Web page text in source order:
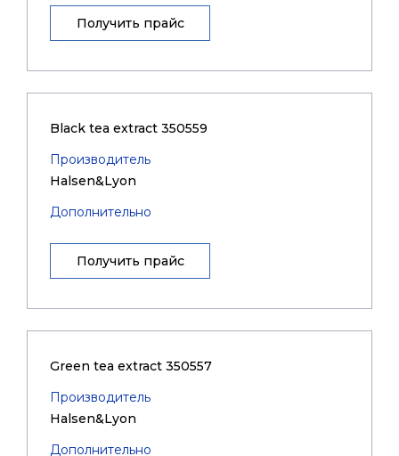
Получить прайс
Black tea extract 350559
Производитель
Halsen&Lyon
Дополнительно
Получить прайс
Green tea extract 350557
Производитель
Halsen&Lyon
Дополнительно